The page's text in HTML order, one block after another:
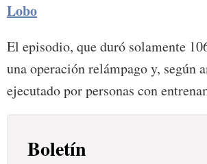
Lobo
El episodio, que duró solamente
una operación relámpago y, según
ejecutado por personas con
Boletín